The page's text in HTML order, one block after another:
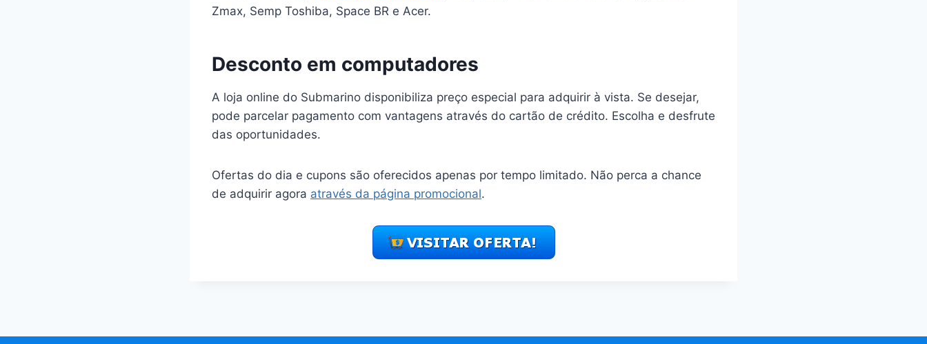
Zmax, Semp Toshiba, Space BR e Acer.
Desconto em computadores
A loja online do Submarino disponibiliza preço especial para adquirir à vista. Se desejar,
pode parcelar pagamento com vantagens através do cartão de crédito. Escolha e desfrute
das oportunidades.
Ofertas do dia e cupons são oferecidos apenas por tempo limitado. Não perca a chance
de adquirir agora através da página promocional.